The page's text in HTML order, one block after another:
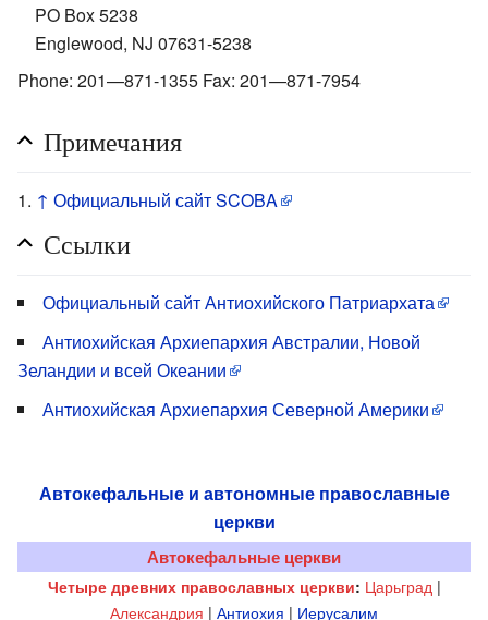
PO Box 5238
Englewood, NJ 07631-5238
Phone: 201—871-1355 Fax: 201—871-7954
Примечания
↑ Официальный сайт SCOBA
Ссылки
Официальный сайт Антиохийского Патриархата
Антиохийская Архиепархия Австралии, Новой
Зеландии и всей Океании
Антиохийская Архиепархия Северной Америки
Автокефальные и автономные православные
церкви
Автокефальные церкви
Четыре древних православных церкви: Царьград |
Александрия | Антиохия | Иерусалим